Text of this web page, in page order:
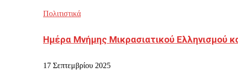
Πολιτιστικά
Ημέρα Μνήμης Μικρασιατικού Ελληνισμού
17 Σεπτεμβρίου 2025